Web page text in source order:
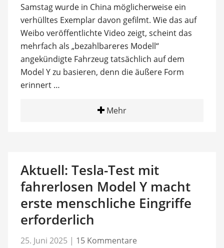
Samstag wurde in China möglicherweise ein
verhülltes Exemplar davon gefilmt. Wie das auf
Weibo veröffentlichte Video zeigt, scheint das
mehrfach als „bezahlbareres Modell“
angekündigte Fahrzeug tatsächlich auf dem
Model Y zu basieren, denn die äußere Form
erinnert …
Mehr
Aktuell: Tesla-Test mit
fahrerlosen Model Y macht
erste menschliche Eingriffe
erforderlich
25. Juni 2025 | 15 Kommentare